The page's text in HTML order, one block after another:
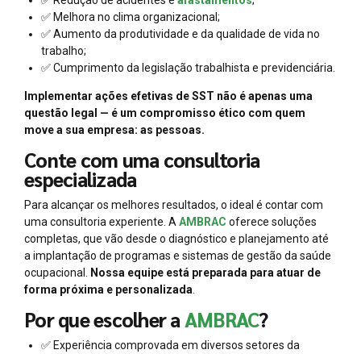
✅ Melhora no clima organizacional;
✅ Aumento da produtividade e da qualidade de vida no
trabalho;
✅ Cumprimento da legislação trabalhista e previdenciária.
Implementar ações efetivas de SST não é apenas uma
questão legal — é um compromisso ético com quem
move a sua empresa: as pessoas.
Conte com uma consultoria
especializada
Para alcançar os melhores resultados, o ideal é contar com
uma consultoria experiente. A AMBRAC oferece soluções
completas, que vão desde o diagnóstico e planejamento até
a implantação de programas e sistemas de gestão da saúde
ocupacional.
Nossa equipe está preparada para atuar de
forma próxima e personalizada
Por que escolher aAMBRAC?
✅ Experiência comprovada em diversos setores da